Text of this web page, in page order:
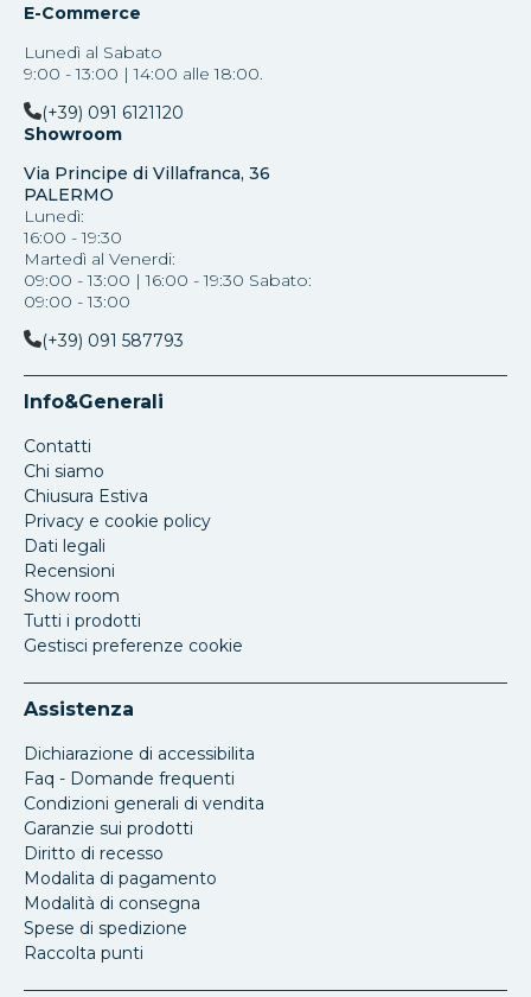
E-Commerce
Lunedì al Sabato
9:00 - 13:00 | 14:00 alle 18:00.
(+39) 091 6121120
Showroom
Via Principe di Villafranca, 36
PALERMO
Lunedì:
16:00 - 19:30
Martedì al Venerdi:
09:00 - 13:00 | 16:00 - 19:30 Sabato:
09:00 - 13:00
(+39) 091 587793
Info&Generali
Contatti
Chi siamo
Chiusura Estiva
Privacy e cookie policy
Dati legali
Recensioni
Show room
Tutti i prodotti
Gestisci preferenze cookie
Assistenza
Dichiarazione di accessibilita
Faq - Domande frequenti
Condizioni generali di vendita
Garanzie sui prodotti
Diritto di recesso
Modalita di pagamento
Modalità di consegna
Spese di spedizione
Raccolta punti